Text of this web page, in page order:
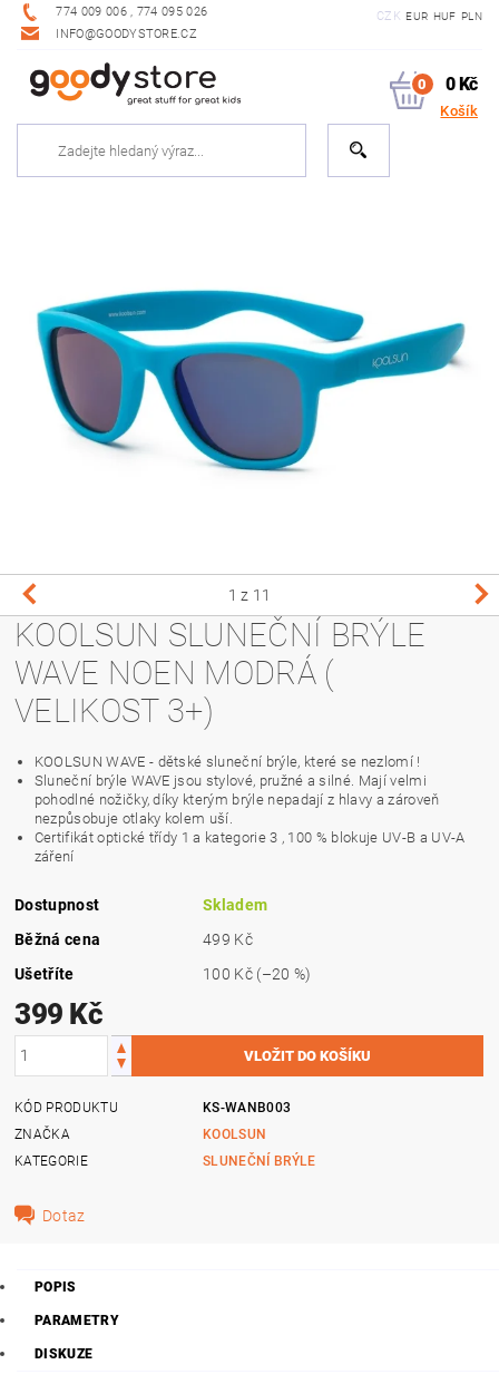
774 009 006 , 774 095 026
INFO@GOODYSTORE.CZ
CZK EUR HUF PLN
0 0 Kč
Košík
1 z 11
KOOLSUN SLUNEČNÍ BRÝLE
WAVE NOEN MODRÁ (
VELIKOST 3+)
KOOLSUN WAVE - dětské sluneční brýle, které se nezlomí !
Sluneční brýle WAVE jsou stylové, pružné a silné. Mají velmi
pohodlné nožičky, díky kterým brýle nepadají z hlavy a zároveň
nezpůsobuje otlaky kolem uší.
Certifikát optické třídy 1 a kategorie 3 , 100 % blokuje UV-B a UV-A
záření
Dostupnost
Skladem
Běžná cena
499 Kč
Ušetříte
100 Kč (–20 %)
399 Kč
KÓD PRODUKTU
KS-WANB003
ZNAČKA
KOOLSUN
KATEGORIE
SLUNEČNÍ BRÝLE
Dotaz
POPIS
PARAMETRY
DISKUZE